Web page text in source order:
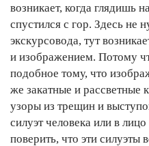
возникает, когда глядишь
спустился с гор. Здесь не
экскурсовода, тут
и изображением. Потому
подобное тому, что
же закатные и рассветные
узоры из трещин и
силуэт человека или в
поверить, что эти силуэты